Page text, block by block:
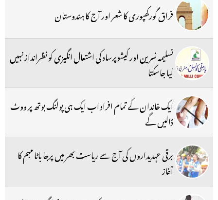
فراق گورکھپوری کا شعر اور آج کا ہندوستان
تسلیمہ نسرین اور کیشوپرساد کی اشتعال انگیزی کو نظرانداز نہیں
کیا جاسکتا
ایک خاندان کے تمام افراد اب ایک ہی پولنگ بوتھ پر ووٹ
ڈالیں گے
برقی عہدیداروں کی آج سے ریاست بھر میں پرجا باٹا مہم کا
آغاز